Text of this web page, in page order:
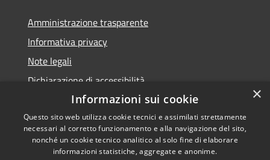
Amministrazione trasparente
Informativa privacy
Note legali
Dichiarazione di accessibilità
Accessibilità
Copyright © 2026 • Comune di
Cerreto Guidi • Powered by
×
Informazioni sui cookie
Questo sito web utilizza cookie tecnici e assimilati strettamente
necessari al corretto funzionamento e alla navigazione del sito,
nonché un cookie tecnico analitico al solo fine di elaborare
informazioni statistiche, aggregate e anonime.